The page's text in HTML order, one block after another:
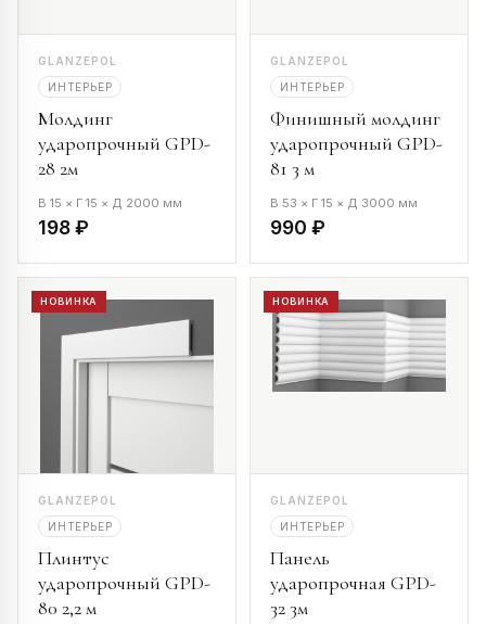
GLANZEPOL
ИНТЕРЬЕР
Молдинг
ударопрочный GPD-
28 2м
В 15 × Г 15 × Д 2000 мм
198 ₽
GLANZEPOL
ИНТЕРЬЕР
Финишный молдинг
ударопрочный GPD-
81 3 м
В 53 × Г 15 × Д 3000 мм
990 ₽
НОВИНКА
GLANZEPOL
ИНТЕРЬЕР
Плинтус
ударопрочный GPD-
80 2,2 м
НОВИНКА
GLANZEPOL
ИНТЕРЬЕР
Панель
ударопрочная GPD-
32 3м